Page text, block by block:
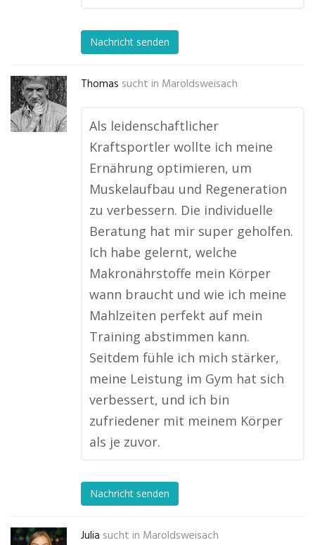
Nachricht senden
Thomas sucht in Maroldsweisach
Als leidenschaftlicher
Kraftsportler wollte ich meine
Ernährung optimieren, um
Muskelaufbau und Regeneration
zu verbessern. Die individuelle
Beratung hat mir super geholfen.
Ich habe gelernt, welche
Makronährstoffe mein Körper
wann braucht und wie ich meine
Mahlzeiten perfekt auf mein
Training abstimmen kann.
Seitdem fühle ich mich stärker,
meine Leistung im Gym hat sich
verbessert, und ich bin
zufriedener mit meinem Körper
als je zuvor.
Nachricht senden
Julia sucht in Maroldsweisach